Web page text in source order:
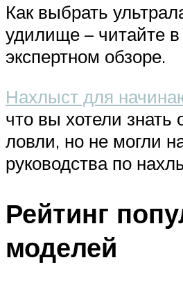
Как выбрать
удилище – читайте
экспертном обзоре.
Нахлыст для
что вы хотели знать
ловли, но не могли
руководства по
Рейтинг
моделей